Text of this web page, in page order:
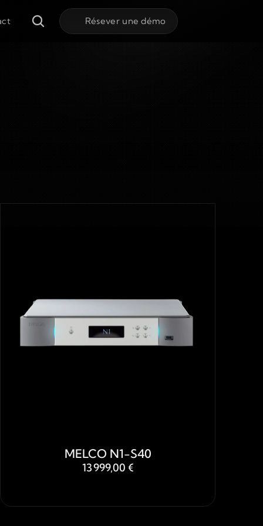
MELCO N1-S40
13 999,00 €
Résever une démo